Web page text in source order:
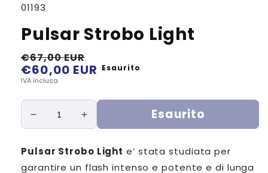
SKU:
01193
Pulsar Strobo Light
Prezzo
di
listino
€60,00 EUR
Prezzo
scontato
€67,00 EUR
IVA inclusa
Esaurito
Diminuisci
quantità
per
Pulsar
Strobo
Aumenta
quantità
Pulsar
Strobo
Esaurito
Pulsar Strobo Light e’ stata studiata per
garantire un flash intenso e potente e di lunga